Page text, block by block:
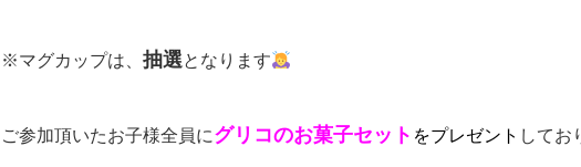
※マグカップは、 抽選となります
ご参加頂いたお子様全員にグリコのお菓子セット をプレゼント してお